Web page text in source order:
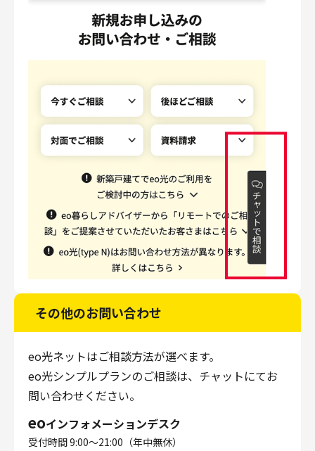
その他のお問い合わせ
eo光ネットはご相談方法が選べます。
eo光シンプルプランのご相談は、チャットにてお
問い合わせください。
eoインフォメーションデスク
受付時間 9:00～21:00（年中無休）